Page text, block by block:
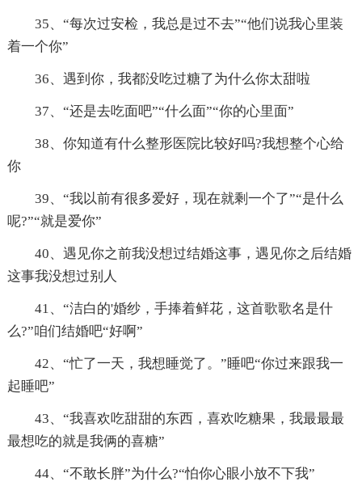
35、“每次过安检，我总是过不去”“他们说我心里装
着一个你”
36、遇到你，我都没吃过糖了为什么你太甜啦
37、“还是去吃面吧”“什么面”“你的心里面”
38、你知道有什么整形医院比较好吗?我想整个心给
你
39、“我以前有很多爱好，现在就剩一个了”“是什么
呢?”“就是爱你”
40、遇见你之前我没想过结婚这事，遇见你之后结婚
这事我没想过别人
41、“洁白的'婚纱，手捧着鲜花，这首歌歌名是什
么?”咱们结婚吧“好啊”
42、“忙了一天，我想睡觉了。”睡吧“你过来跟我一
起睡吧”
43、“我喜欢吃甜甜的东西，喜欢吃糖果，我最最最
最想吃的就是我俩的喜糖”
44、“不敢长胖”为什么?“怕你心眼小放不下我”